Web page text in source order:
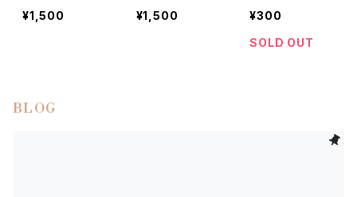
ピンク〈グレイ
ン〉1kg
¥1,500
ク〈グレイン〉1kg
¥1,500
100g
¥300
SOLD OUT
BLOG